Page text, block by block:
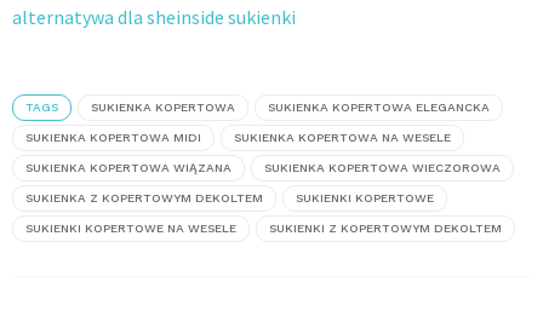
alternatywa dla sheinside sukienki
TAGS SUKIENKA KOPERTOWA SUKIENKA KOPERTOWA ELEGANCKA
SUKIENKA KOPERTOWA MIDI SUKIENKA KOPERTOWA NA WESELE
SUKIENKA KOPERTOWA WIĄZANA SUKIENKA KOPERTOWA WIECZOROWA
SUKIENKA Z KOPERTOWYM DEKOLTEM SUKIENKI KOPERTOWE
SUKIENKI KOPERTOWE NA WESELE SUKIENKI Z KOPERTOWYM DEKOLTEM